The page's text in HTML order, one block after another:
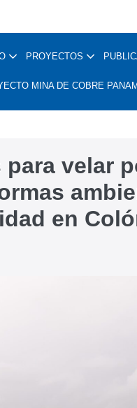
PROYECTOS
MINA DE COBRE
velar
en